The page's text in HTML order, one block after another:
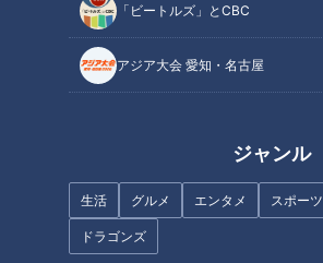
「ビートルズ」とCBC
アジア大会 愛知・名古屋
ジャンル
生活 グルメ エンタメ スポーツ
ドラゴンズ
この記事を見たあなたへのおすすめ
なぜ“道”を好きになったのか？
人生の節目に立つ道マニアが“人